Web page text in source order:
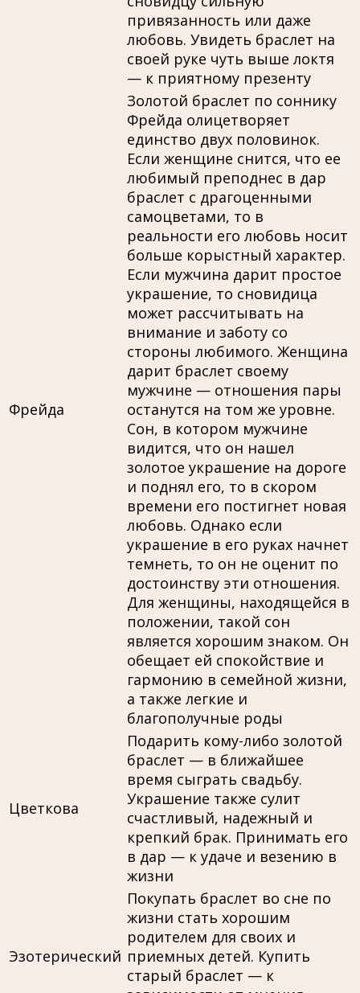
привязанность или даже
любовь. Увидеть браслет на
своей руке чуть выше локтя
— к приятному презенту
Фрейда
Золотой браслет по соннику
Фрейда олицетворяет
единство двух половинок.
Если женщине снится, что ее
любимый преподнес в дар
браслет с драгоценными
самоцветами, то в
реальности его любовь носит
больше корыстный характер.
Если мужчина дарит простое
украшение, то сновидица
может рассчитывать на
внимание и заботу со
стороны любимого. Женщина
дарит браслет своему
мужчине — отношения пары
останутся на том же уровне.
Сон, в котором мужчине
видится, что он нашел
золотое украшение на дороге
и поднял его, то в скором
времени его постигнет новая
любовь. Однако если
украшение в его руках начнет
темнеть, то он не оценит по
достоинству эти отношения.
Для женщины, находящейся в
положении, такой сон
является хорошим знаком. Он
обещает ей спокойствие и
гармонию в семейной жизни,
а также легкие и
благополучные роды
Цветкова
Подарить кому-либо золотой
браслет — в ближайшее
время сыграть свадьбу.
Украшение также сулит
счастливый, надежный и
крепкий брак. Принимать его
в дар — к удаче и везению в
жизни
Эзотерический
Покупать браслет во сне по
жизни стать хорошим
родителем для своих и
приемных детей. Купить
старый браслет — к